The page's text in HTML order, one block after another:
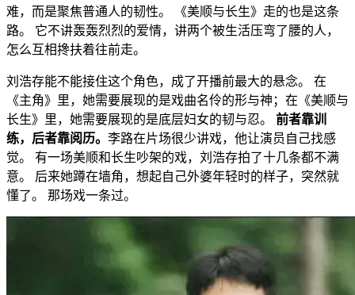
难，而是聚焦普通人的韧性。 《美顺与长生》走的也是这条
路。 它不讲轰轰烈烈的爱情，讲两个被生活压弯了腰的人，
怎么互相搀扶着往前走。
刘浩存能不能接住这个角色，成了开播前最大的悬念。 在
《主角》里，她需要展现的是戏曲名伶的形与神；在《美顺与
长生》里，她需要展现的是底层妇女的韧与忍。 前者靠训
练，后者靠阅历。 李路在片场很少讲戏，他让演员自己找感
觉。 有一场美顺和长生吵架的戏，刘浩存拍了十几条都不满
意。 后来她蹲在墙角，想起自己外婆年轻时的样子，突然就
懂了。 那场戏一条过。